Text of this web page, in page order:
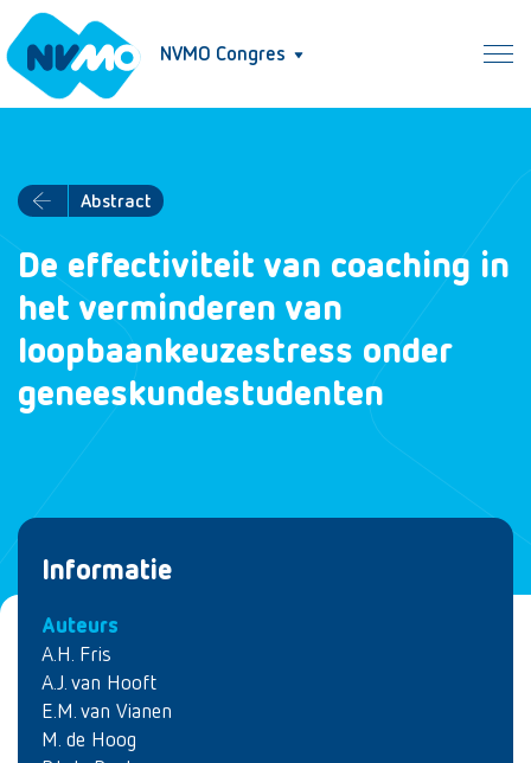
NVMO Congres
Abstract
De effectiviteit van coaching in
het verminderen van
loopbaankeuzestress onder
geneeskundestudenten
Informatie
Auteurs
A.H. Fris
A.J. van Hooft
E.M. van Vianen
M. de Hoog